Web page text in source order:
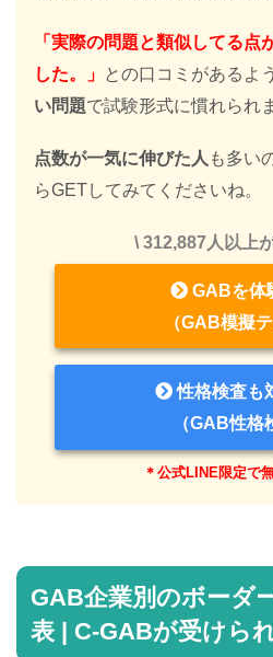
「実際の問題と類似してる点
した。」 との口コミがあるよ
い問題で試験形式に慣れられ
点数が一気に伸びた人 も多い
らGETしてみてくださいね。
\ 312,887人以上
GABを体
（GAB模擬テ
性格検査も
（GAB性格
＊公式LINE限定で
GAB企業別のボーダ
表 | C-GABが受けら